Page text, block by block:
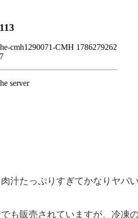
汁たっぷりすぎてかなりヤバい
も販売されていますが、冷凍